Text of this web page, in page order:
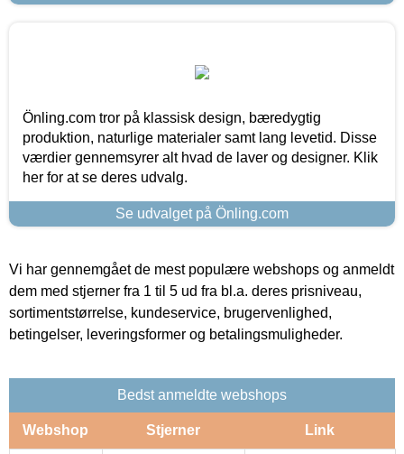
Önling.com tror på klassisk design, bæredygtig
produktion, naturlige materialer samt lang levetid. Disse
værdier gennemsyrer alt hvad de laver og designer. Klik
her for at se deres udvalg.
Se udvalget på Önling.com
Vi har gennemgået de mest populære webshops og anmeldt
dem med stjerner fra 1 til 5 ud fra bl.a. deres prisniveau,
sortimentstørrelse, kundeservice, brugervenlighed,
betingelser, leveringsformer og betalingsmuligheder.
Bedst anmeldte webshops
Webshop Stjerner Link